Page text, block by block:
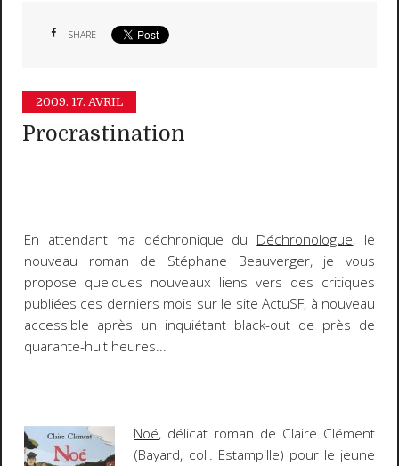
SHARE
2009. 17. AVRIL
Procrastination
En attendant ma déchronique du Déchronologue, le
nouveau roman de Stéphane Beauverger, je vous
propose quelques nouveaux liens vers des critiques
publiées ces derniers mois sur le site ActuSF, à nouveau
accessible après un inquiétant black-out de près de
quarante-huit heures...
Noé, délicat roman de Claire Clément
(Bayard, coll. Estampille) pour le jeune